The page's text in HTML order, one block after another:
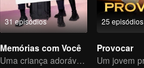
31 episódios
Memórias com Você
Uma criança adorável ajuda pais falsos a transformarem em realidade
25 episódios
Provocar